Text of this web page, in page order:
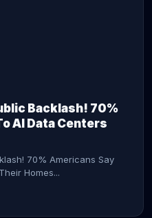
Backlash! 70%
AI Data Centers
70% Americans Say
Homes...